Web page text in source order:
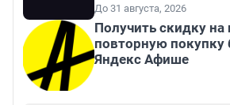
До 31 августа, 2026
Получить скидку на
повторную покупку
Яндекс Афише